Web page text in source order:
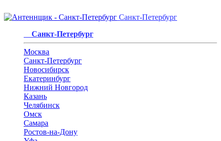
Санкт-Петербург
Санкт-Петербург
Москва
Санкт-Петербург
Новосибирск
Екатеринбург
Нижний Новгород
Казань
Челябинск
Омск
Самара
Ростов-на-Дону